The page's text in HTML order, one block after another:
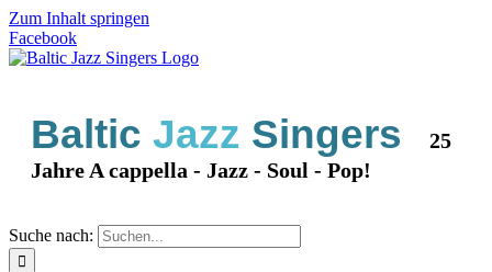
Zum Inhalt springen
Facebook
Baltic Jazz Singers 25
Jahre A cappella - Jazz - Soul - Pop!
Suche nach: